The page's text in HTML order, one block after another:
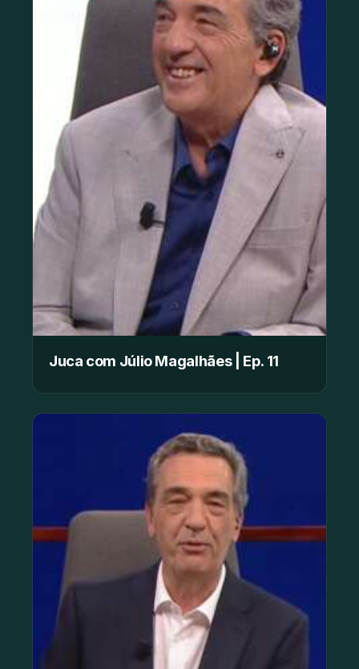
Juca com Júlio Magalhães | Ep. 11